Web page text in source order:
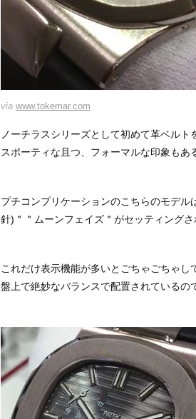
via www.tokemar.com
ノーチラスシリーズとして初めて革ベル
スポーティな且つ、フォーマルな印象もあ
プチコンプリケーションのこちらのモデ
針)＂＂ムーンフェイズ＂がセッティングさ
これだけ表示機能が多いとごちゃごちゃ
盤上で絶妙なバランスで配置されているの